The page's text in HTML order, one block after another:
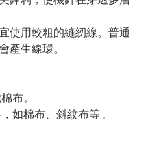
使用較粗的縫紉線。普通
產生線環。
布。
如棉布、斜紋布等 。